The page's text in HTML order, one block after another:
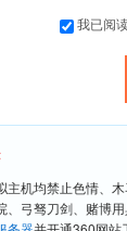
我已阅
主机均禁止色情、
、弓驽刀剑、赌博